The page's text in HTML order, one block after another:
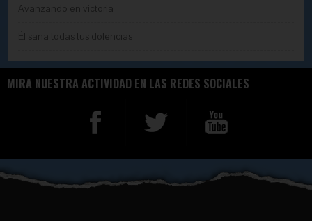
Avanzando en victoria
Él sana todas tus dolencias
MIRA NUESTRA ACTIVIDAD EN LAS REDES SOCIALES